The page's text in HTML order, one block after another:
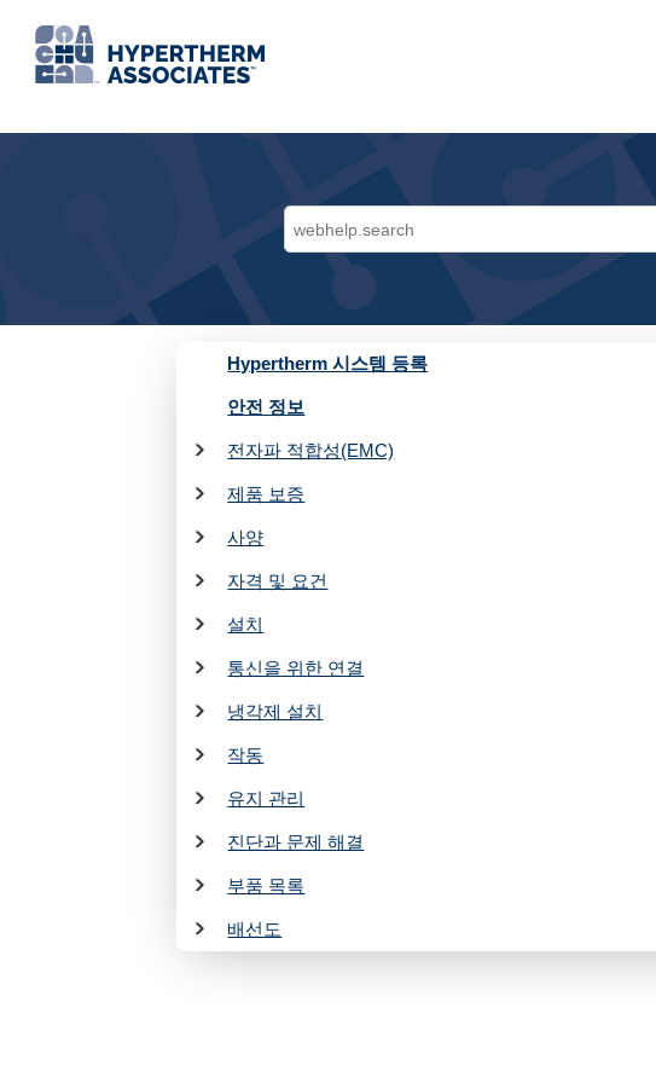
Hypertherm 시스템 등록
안전 정보
전자파 적합성(EMC)
제품 보증
사양
자격 및 요건
설치
통신을 위한 연결
냉각제 설치
작동
유지 관리
진단과 문제 해결
부품 목록
배선도